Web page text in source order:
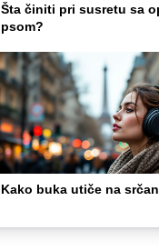
Šta činiti pri susretu sa
psom?
Kako buka utiče na